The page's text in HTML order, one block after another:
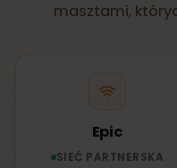
masztami,
Epic
SIEĆ PARTNERSKA